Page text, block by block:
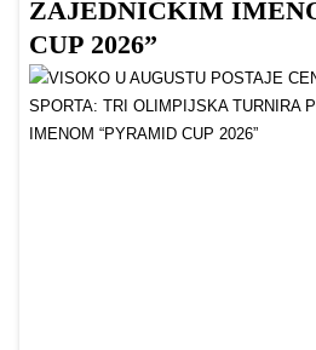
ZAJEDNIČKIM
CUP 2026”